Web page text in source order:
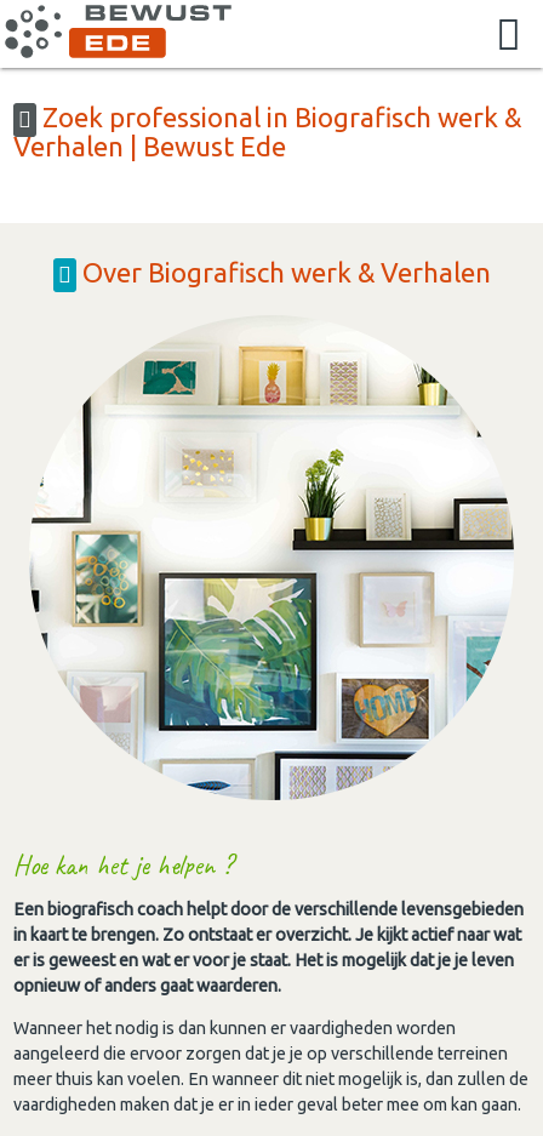
Zoek professional in Biografisch werk &
Verhalen | Bewust Ede
Over Biografisch werk & Verhalen
Hoe kan het je helpen ?
Een biografisch coach helpt door de verschillende levensgebieden
in kaart te brengen. Zo ontstaat er overzicht. Je kijkt actief naar wat
er is geweest en wat er voor je staat. Het is mogelijk dat je je leven
opnieuw of anders gaat waarderen.
Wanneer het nodig is dan kunnen er vaardigheden worden
aangeleerd die ervoor zorgen dat je je op verschillende terreinen
meer thuis kan voelen. En wanneer dit niet mogelijk is, dan zullen de
vaardigheden maken dat je er in ieder geval beter mee om kan gaan.